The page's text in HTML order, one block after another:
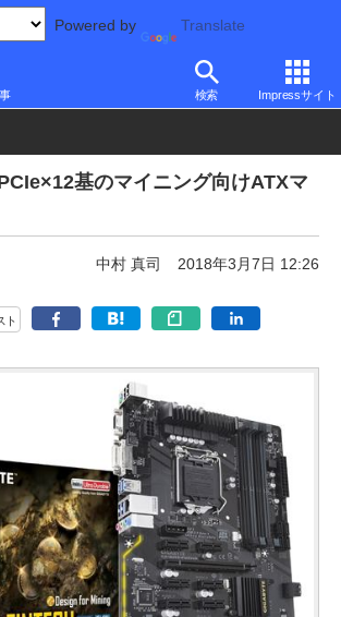
Powered by Translate
検索 Impressサイト
辺機器 マザーボード
基のマイニング向けATXマ
中村 真司 2018年3月7日 12:26
ト